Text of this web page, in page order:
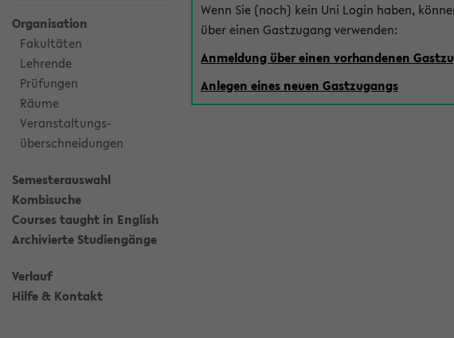
Organisation
Fakultäten
Lehrende
Prüfungen
Räume
Veranstaltungs-
überschneidungen
Semesterauswahl
Kombisuche
Courses taught in English
Archivierte Studiengänge
Verlauf
Hilfe & Kontakt
Wenn Sie (noch) kein Uni Login haben,
über einen Gastzugang verwenden:
Anmeldung über einen vorhandenen
Anlegen eines neuen Gastzugangs